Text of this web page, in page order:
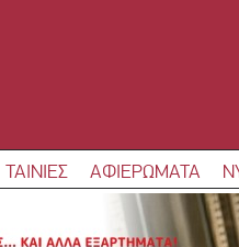
ΤΑΙΝΙΕΣ ΑΦΙΕΡΩΜΑΤΑ